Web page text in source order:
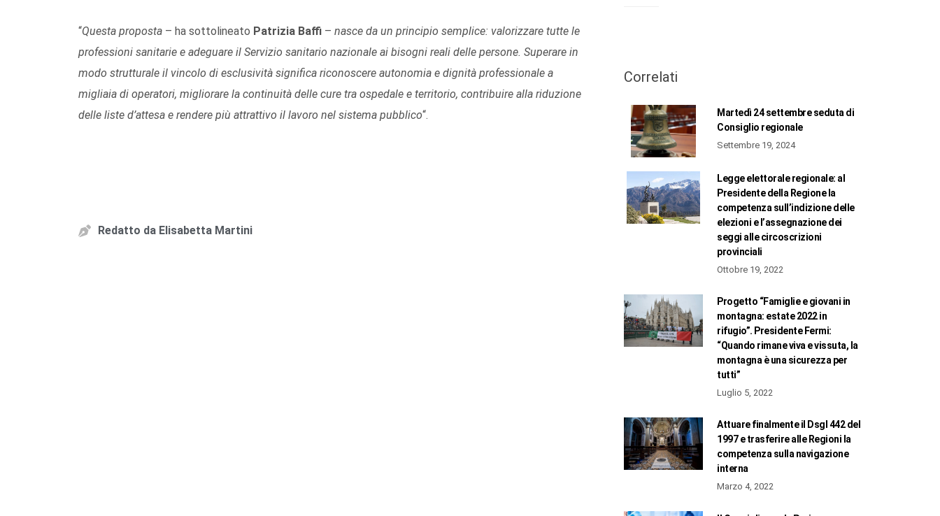
“Questa proposta – ha sottolineato Patrizia Baffi – nasce da un principio semplice: valorizzare tutte le
professioni sanitarie e adeguare il Servizio sanitario nazionale ai bisogni reali delle persone. Superare in
modo strutturale il vincolo di esclusività significa riconoscere autonomia e dignità professionale a
migliaia di operatori, migliorare la continuità delle cure tra ospedale e territorio, contribuire alla riduzione
delle liste d’attesa e rendere più attrattivo il lavoro nel sistema pubblico“.
Redatto da Elisabetta Martini
Correlati
Martedì 24 settembre seduta di
Consiglio regionale
Settembre 19, 2024
Legge elettorale regionale: al
Presidente della Regione la
competenza sull’indizione delle
elezioni e l’assegnazione dei
seggi alle circoscrizioni
provinciali
Ottobre 19, 2022
Progetto “Famiglie e giovani in
montagna: estate 2022 in
rifugio”. Presidente Fermi:
“Quando rimane viva e vissuta, la
montagna è una sicurezza per
tutti”
Luglio 5, 2022
Attuare finalmente il Dsgl 442 del
1997 e trasferire alle Regioni la
competenza sulla navigazione
interna
Marzo 4, 2022